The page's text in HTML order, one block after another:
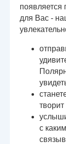
появляется
для Вас -
с